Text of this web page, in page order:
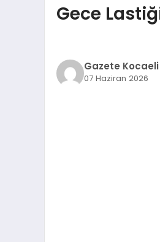
Gece
Gazete Kocaeli
07 Haziran 2026